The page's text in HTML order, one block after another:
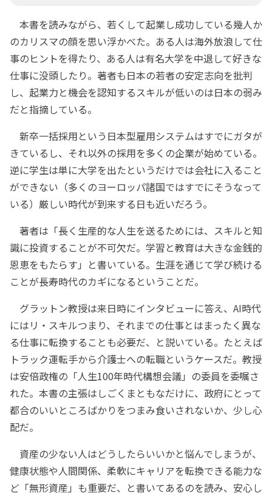
本書を読みながら、若くして起業し成功している幾人か
のカリスマの顔を思い浮かべた。ある人は海外放浪して仕
事のヒントを得たり、ある人は有名大学を中退して好きな
仕事に没頭したり。著者も日本の若者の安定志向を批判
し、起業力と機会を認知するスキルが低いのは日本の弱み
だと指摘している。
新卒一括採用という日本型雇用システムはすでにガタが
きているし、それ以外の採用を多くの企業が始めている。
逆に学生は単に大学を出たというだけでは会社に入ること
ができない（多くのヨーロッパ諸国ではすでにそうなって
いる）厳しい時代が到来する日も近いだろう。
著者は「長く生産的な人生を送るためには、スキルと知
識に投資することが不可欠だ。学習と教育は大きな金銭的
恩恵をもたらす」と書いている。生涯を通じて学び続ける
ことが長寿時代のカギになるということだ。
グラットン教授は来日時にインタビューに答え、AI時代
にはリ・スキルつまり、それまでの仕事とはまったく異な
る仕事に転換することも必要だ、と説いている。たとえば
トラック運転手から介護士への転職というケースだ。教授
は安倍政権の「人生100年時代構想会議」の委員を委嘱さ
れた。本書の主張はしごくまともなだけに、政府にとって
都合のいいところばかりをつまみ食いされないか、少し心
配だ。
資産の少ない人はどうしたらいいかと悩んでしまうが、
健康状態や人間関係、柔軟にキャリアを転換できる能力な
ど「無形資産」も重要だ、と書いてあるのを読み、安心し